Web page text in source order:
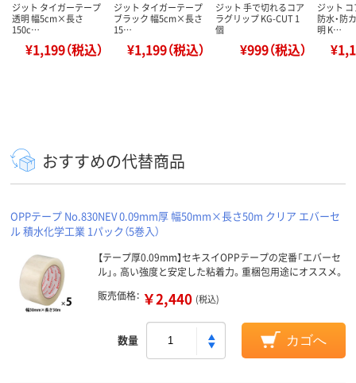
ジット タイガーテープ
透明 幅5cm×長さ
150c…
¥1,199（税込）
ジット タイガーテープ
ブラック 幅5cm×長さ
15…
¥1,199（税込）
ジット 手で切れるコア
ラグリップ KG-CUT 1
個
¥999（税込）
ジット
防水・防
明 K…
おすすめの代替商品
OPPテープ No.830NEV 0.09mm厚 幅50mm×長さ50m クリア エバーセ
ル 積水化学工業 1パック（5巻入）
【テープ厚0.09mm】セキスイOPPテープの定番「エバーセ
ル」。高い強度と安定した粘着力。重梱包用途にオススメ。
販売価格： ￥2,440 (税込)
数量 カゴへ